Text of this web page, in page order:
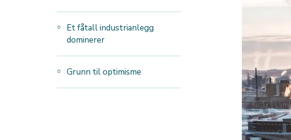
Et fåtall industrianlegg
dominerer
Grunn til optimisme